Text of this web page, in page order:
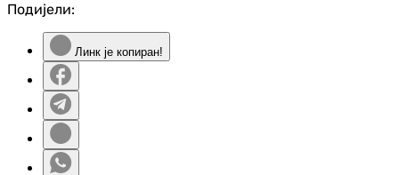
Подијели:
Линк је копиран!